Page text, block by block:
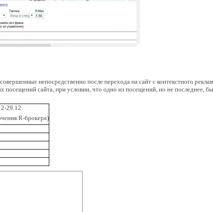
непосредственно после перехода на сайт с контекстного
посещений сайта, при условии, что одно из посещений, но не последнее,
29.12
R-брокера)